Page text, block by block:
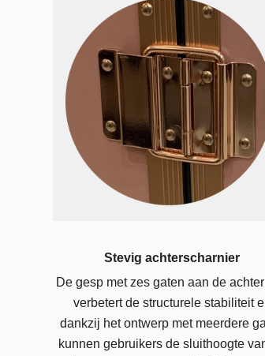
Stevig achterscharnier
De gesp met zes gaten aan de
verbetert de structurele stabiliteit
dankzij het ontwerp met meerdere
kunnen gebruikers de sluithoogte